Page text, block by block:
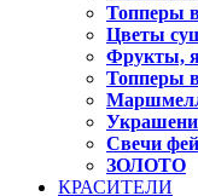
Топперы
Цветы
Фрукты,
Топперы
Свечи
ЗОЛОТО
КРАСИТЕЛИ